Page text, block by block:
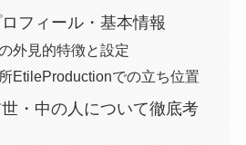
フィール・基本情報
外見的特徴と設定
EtileProductionでの立ち位置
・中の人について徹底考